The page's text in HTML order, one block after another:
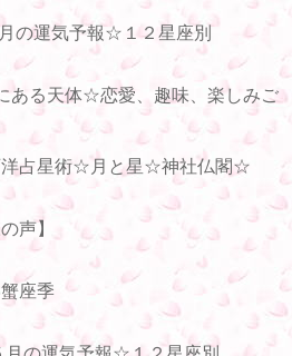
の運気予報☆１２星座別
ある天体☆恋愛、趣味、楽しみご
洋占星術☆月と星☆神社仏閣☆
声】
座季